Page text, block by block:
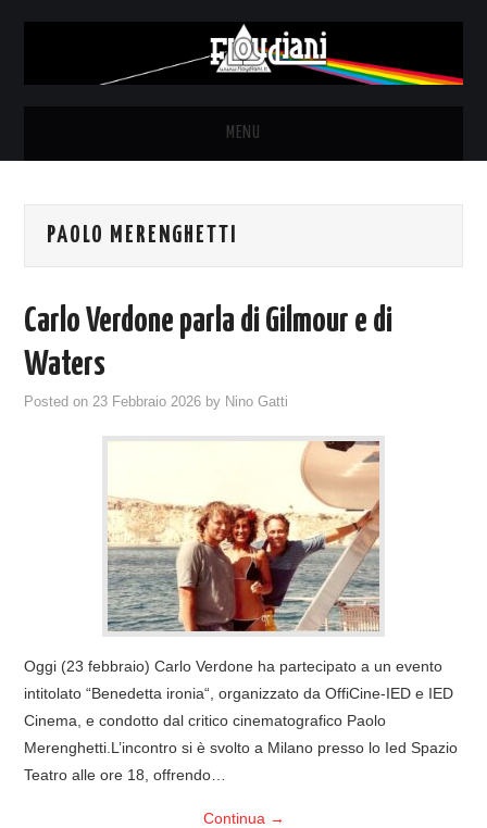
MENU
NEWS
SYD BARRETT – ALLE SOGLIE
DELL’ALBA
COVER & TRIBUTI
DISCOGRAFIA
LINKS
CONTATTI
PAOLO MERENGHETTI
Carlo Verdone parla di Gilmour e di
Waters
Posted on23 Febbraio 2026 by Nino Gatti
Oggi (23 febbraio) Carlo Verdone ha partecipato a un evento
intitolato “Benedetta ironia“, organizzato da OffiCine-IED e IED
Cinema, e condotto dal critico cinematografico Paolo
Merenghetti.L’incontro si è svolto a Milano presso lo Ied Spazio
Teatro alle ore 18, offrendo…
Continua →